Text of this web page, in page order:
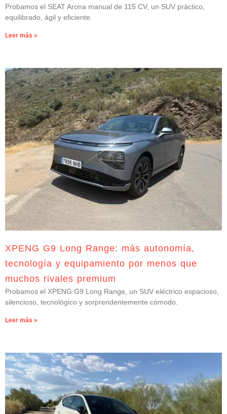
Probamos el SEAT Arona manual de 115 CV, un SUV práctico,
equilibrado, ágil y eficiente.
Leer más »
XPENG G9 Long Range: más autonomía,
tecnología y equipamiento por menos que
muchos rivales premium
Probamos el XPENG G9 Long Range, un SUV eléctrico espacioso,
silencioso, tecnológico y sorprendentemente cómodo.
Leer más »